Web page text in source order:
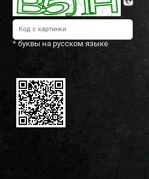
* буквы на русском языке